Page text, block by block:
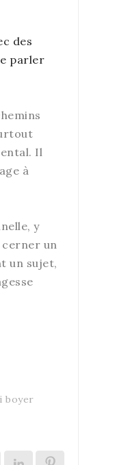
des
parler
Il
à
y
un
un sujet,
boyer